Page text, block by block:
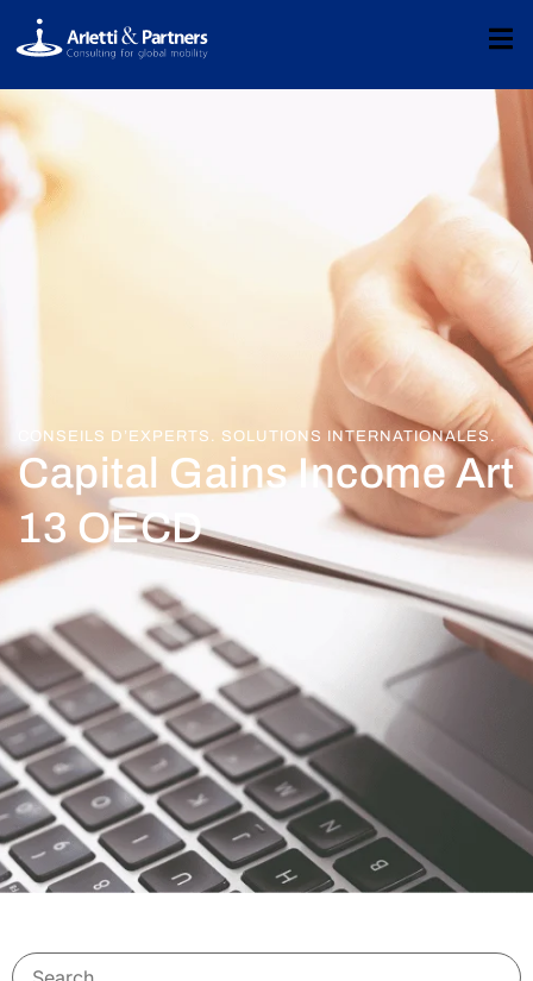
CONSEILS D’EXPERTS. SOLUTIONS INTERNATIONALES.
Capital Gains Income Art
13 OECD